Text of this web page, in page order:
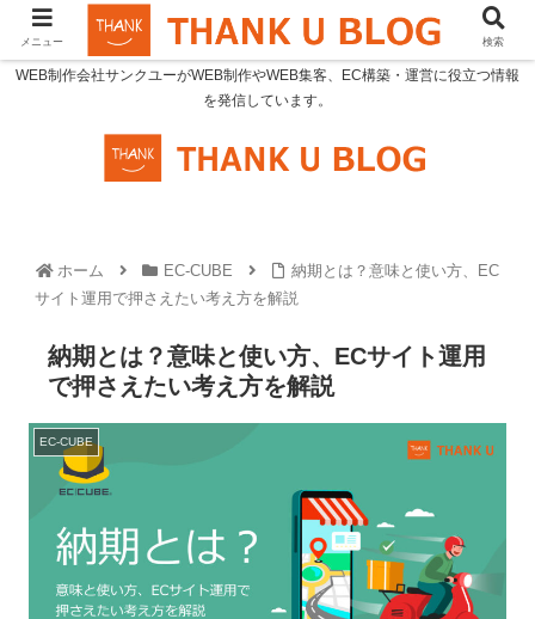
WEB制作会社サンクユーがWEB制作やWEB集客、EC構築・運営に役立つ情報
を発信しています。
ホーム EC-CUBE
納期とは？意味と使い方、EC
サイト運用で押さえたい考え方を解説
納期とは？意味と使い方、ECサイト運用
で押さえたい考え方を解説
EC-CUBE
メニュー 検索